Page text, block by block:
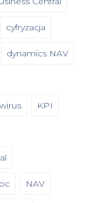
cyfryzacja
dynamics NAV
KPI
NAV